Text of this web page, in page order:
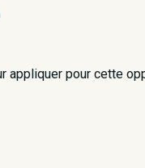
appliquer pour cette